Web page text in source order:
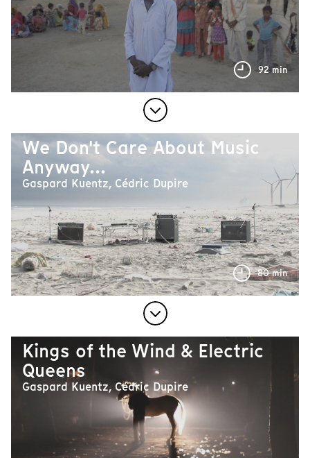
92 min
We Don't Care About Music
Anyway...
Gaspard Kuentz, Cédric Dupire
80 min
Kings of the Wind & Electric
Queens
Gaspard Kuentz, Cédric Dupire